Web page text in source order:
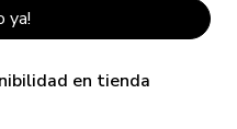
ya!
en tienda